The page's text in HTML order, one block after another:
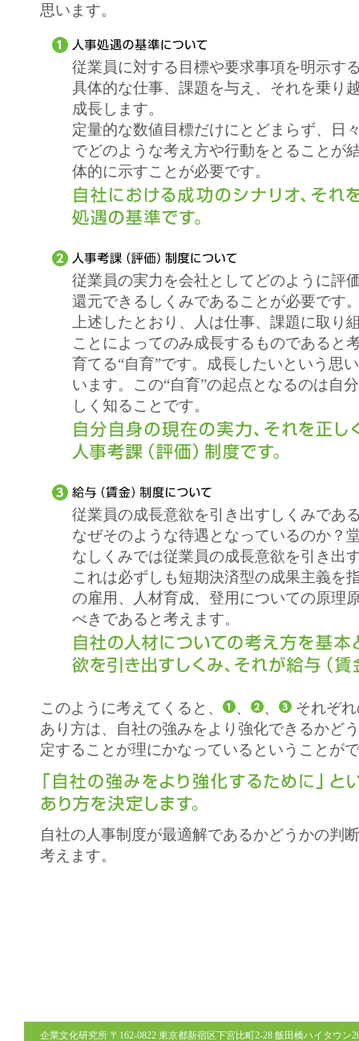
思います。
従業員に対する目標や要求事項を明示す
具体的な仕事、課題を与え、それを乗り
成長します。
定量的な数値目標だけにとどまらず、日
でどのような考え方や行動をとることが
体的に示すことが必要です。
従業員の実力を会社としてどのように評
還元できるしくみであることが必要です
上述したとおり、人は仕事、課題に取り
ことによってのみ成長するものであると
育てる“自育”です。成長したいという思
います。この“自育”の起点となるのは自
しく知ることです。
従業員の成長意欲を引き出すしくみであ
なぜそのような待遇となっているのか？
なしくみでは従業員の成長意欲を引き出
これは必ずしも短期決済型の成果主義を
の雇用、人材育成、登用についての原理
べきであると考えます。
このように考えてくると、 、 、
それぞ
あり方は、自社の強みをより強化できるかど
定することが理にかなっているということが
自社の人事制度が最適解であるかどうかの判
考えます。
企業文化研究所 〒162-0822 東京都新宿区下宮比町2-28 飯田橋ハイタウン